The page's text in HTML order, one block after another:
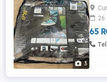
3
26
65